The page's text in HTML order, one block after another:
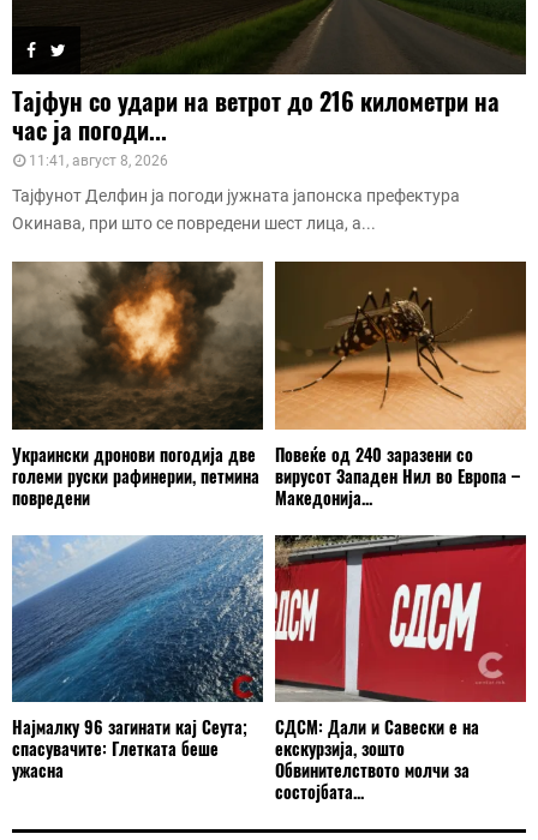
Тајфун со удари на ветрот до 216 километри на
час ја погоди...
11:41, август 8, 2026
Тајфунот Делфин ја погоди јужната јапонска префектура
Окинава, при што се повредени шест лица, а...
Украински дронови погодија две
големи руски рафинерии, петмина
повредени
Повеќе од 240 заразени со
вирусот Западен Нил во Европа –
Македонија...
Најмалку 96 загинати кај Сеута;
спасувачите: Глетката беше
ужасна
СДСМ: Дали и Савески е на
екскурзија, зошто
Обвинителството молчи за
состојбата...